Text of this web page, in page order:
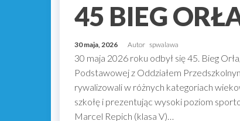
45 BIEG
30 maja, 2026 Autor spwalawa
30 maja 2026 roku odbył się 45. Bieg
Podstawowej z Oddziałem
rywalizowali w różnych kategoriach
szkołę i prezentując wysoki poziom
Marcel Repich (klasa V)…